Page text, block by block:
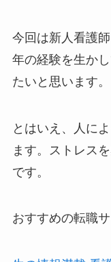
今回は新人看護
年の経験を生か
たいと思います。
とはいえ、人に
ます。ストレス
です。
おすすめの転職